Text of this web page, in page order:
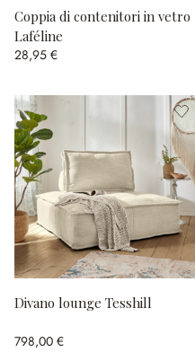
Coppia di contenitori in vetro
Laféline
28,95 €
Divano lounge Tesshill
798,00 €